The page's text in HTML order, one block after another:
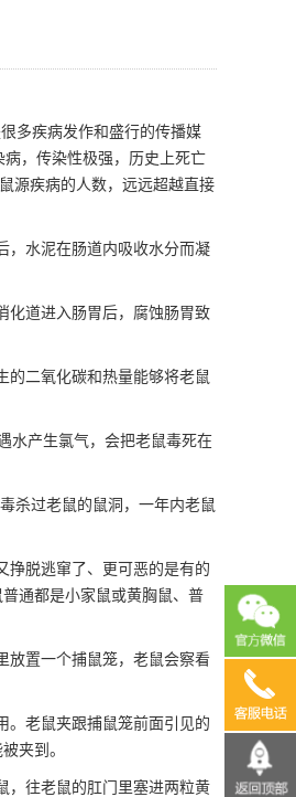
多疾病发作和盛行的传播媒
，传染性极强，历史上死亡
源疾病的人数，远远超越直接
，水泥在肠道内吸收水分而凝
化道进入肠胃后，腐蚀肠胃致
二氧化碳和热量能够将老鼠
水产生氯气，会把老鼠毒死在
杀过老鼠的鼠洞，一年内老鼠
挣脱逃窜了、更可恶的是有的
通都是小家鼠或黄胸鼠、普
放置一个捕鼠笼，老鼠会察看
。老鼠夹跟捕鼠笼前面引见的
夹到。
，往老鼠的肛门里塞进两粒黄